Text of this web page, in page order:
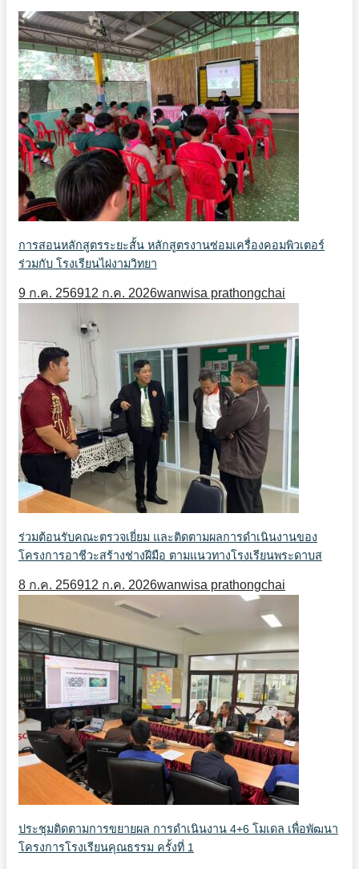
การสอนหลักสูตรระยะสั้น หลักสูตรงานซ่อมเครื่องคอมพิวเตอร์
ร่วมกับ โรงเรียนไผ่งามวิทยา
9 ก.ค. 256912 ก.ค. 2026wanwisa prathongchai
ร่วมต้อนรับคณะตรวจเยี่ยม และติดตามผลการดำเนินงานของ
โครงการอาชีวะสร้างช่างฝีมือ ตามแนวทางโรงเรียนพระดาบส
8 ก.ค. 256912 ก.ค. 2026wanwisa prathongchai
ประชุมติดตามการขยายผล การดำเนินงาน 4+6 โมเดล เพื่อพัฒนา
โครงการโรงเรียนคุณธรรม ครั้งที่ 1